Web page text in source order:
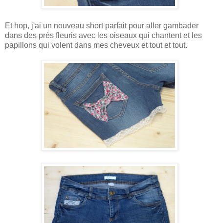
Et hop, j'ai un nouveau short parfait pour aller gambader
dans des prés fleuris avec les oiseaux qui chantent et les
papillons qui volent dans mes cheveux et tout et tout.